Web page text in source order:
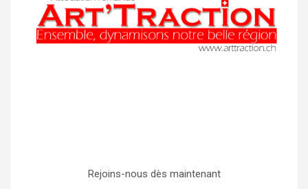
Rejoins-nous dès maintenant